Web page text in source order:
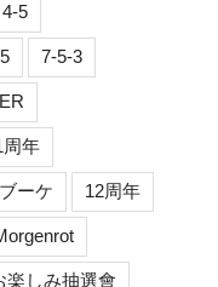
4-5
7-5-3
周年
ーケ 12周年
楽しみ抽選會